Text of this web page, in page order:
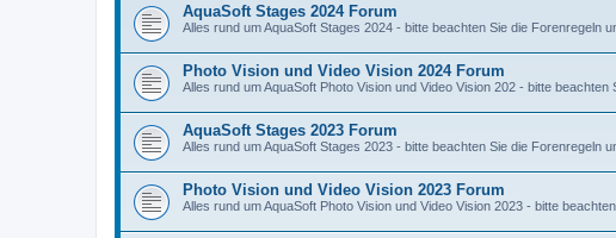
AquaSoft Stages 2024 Forum
Alles rund um AquaSoft Stages 2024 - bitte beachten Sie die Forenregeln
Photo Vision und Video Vision 2024 Forum
Alles rund um AquaSoft Photo Vision und Video Vision 202 - bitte
AquaSoft Stages 2023 Forum
Alles rund um AquaSoft Stages 2023 - bitte beachten Sie die Forenregeln
Photo Vision und Video Vision 2023 Forum
Alles rund um AquaSoft Photo Vision und Video Vision 2023 - bitte